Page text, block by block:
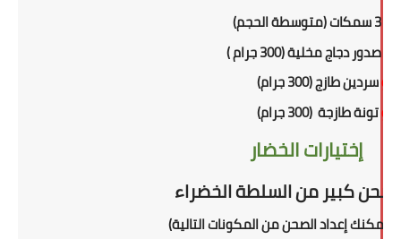
صدور دجاج مخلية (300 جرام )
أوسردين طازج (300 جرام)
أوتونة طازجة (300 جرام)
إختيارات الخضار
صحن كبير من السلطة الخضراء
يمكنك إعداد الصحن من المكونات التالية)